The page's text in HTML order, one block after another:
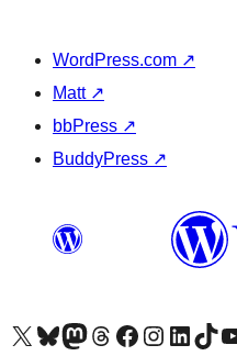
WordPress.com ↗
Matt ↗
bbPress ↗
BuddyPress ↗
Visit our X (formerly Twitter) account
Посетите наш Bluesky налог
Visit our Mastodon account
Посетите наш налог на Threads-у Visit our Facebook pageПосетите наш Инстаграм налог
Visit our LinkedIn
Посетите наш